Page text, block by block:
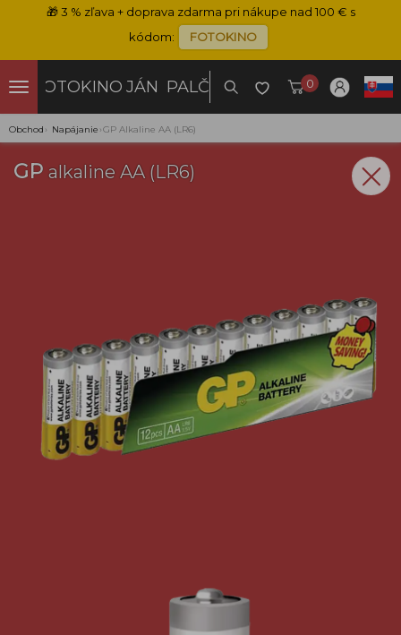
🎁3 % zľava + doprava zdarma pri nákupe nad 100 € s
kódom:
FOTOKINO
FOTOKINO JÁN PALČO 0
Obchod › Napájanie ›GP Alkaline AA (LR6)
GP alkaline AA (LR6)